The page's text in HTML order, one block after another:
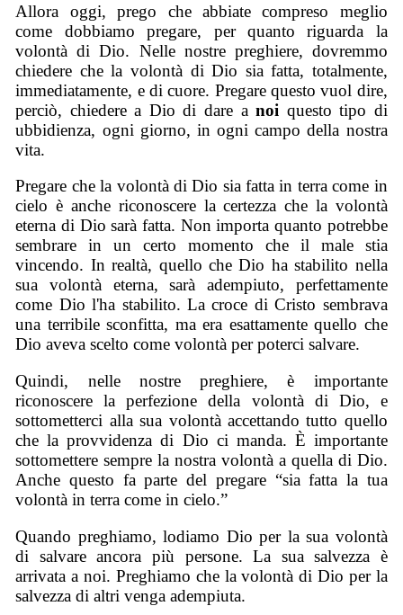
Allora oggi, prego che abbiate compreso meglio
come dobbiamo pregare, per quanto riguarda la
volontà di Dio. Nelle nostre preghiere, dovremmo
chiedere che la volontà di Dio sia fatta, totalmente,
immediatamente, e di cuore. Pregare questo vuol dire,
perciò, chiedere a Dio di dare anoi questo tipo di
ubbidienza, ogni giorno, in ogni campo della nostra
vita.
Pregare che la volontà di Dio sia fatta in terra come in
cielo è anche riconoscere la certezza che la volontà
eterna di Dio sarà fatta. Non importa quanto potrebbe
sembrare in un certo momento che il male stia
vincendo. In realtà, quello che Dio ha stabilito nella
sua volontà eterna, sarà adempiuto, perfettamente
come Dio l'ha stabilito. La croce di Cristo sembrava
una terribile sconfitta, ma era esattamente quello che
Dio aveva scelto come volontà per poterci salvare.
Quindi, nelle nostre preghiere, è importante
riconoscere la perfezione della volontà di Dio, e
sottometterci alla sua volontà accettando tutto quello
che la provvidenza di Dio ci manda. È importante
sottomettere sempre la nostra volontà a quella di Dio.
Anche questo fa parte del pregare “sia fatta la tua
volontà in terra come in cielo.”
Quando preghiamo, lodiamo Dio per la sua volontà
di salvare ancora più persone. La sua salvezza è
arrivata a noi. Preghiamo che la volontà di Dio per la
salvezza di altri venga adempiuta.